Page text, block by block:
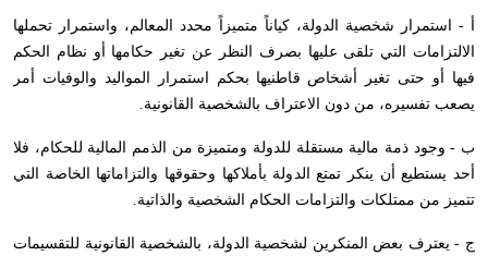
أ - استمرار شخصية الدولة، كياناً متميزاً محدد المعالم، واستمرار تحملها
الالتزامات التي تلقى عليها بصرف النظر عن تغير حكامها أو نظام الحكم
فيها أو حتى تغير أشخاص قاطنيها بحكم استمرار المواليد والوفيات أمر
يصعب تفسيره، من دون الاعتراف بالشخصية القانونية.
ب - وجود ذمة مالية مستقلة للدولة ومتميزة من الذمم المالية للحكام، فلا
أحد يستطيع أن ينكر تمتع الدولة بأملاكها وحقوقها والتزاماتها الخاصة التي
تتميز من ممتلكات والتزامات الحكام الشخصية والذاتية.
ج - يعترف بعض المنكرين لشخصية الدولة، بالشخصية القانونية للتقسيمات